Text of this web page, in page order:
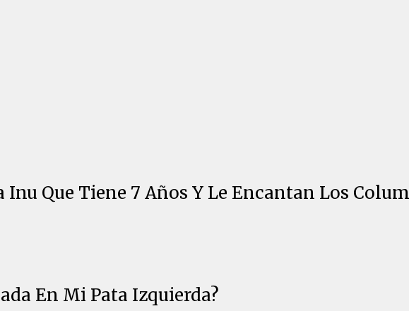
Inu Que Tiene 7 Años Y Le Encantan Los
En Mi Pata Izquierda?